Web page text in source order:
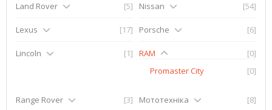
Land Rover [5]
Lexus [17]
Lincoln [1]
Nissan [54]
Porsche [6]
RAM
[0]
Promaster City
[0]
Range Rover [3] Мототехніка [8]